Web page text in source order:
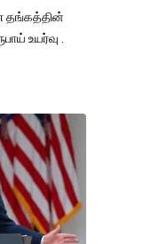
உயர்வு .